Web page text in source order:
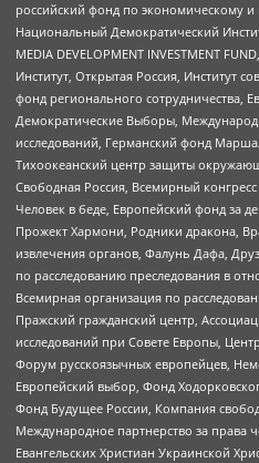
российский фонд по экономическому
Национальный Демократический
MEDIA DEVELOPMENT INVESTMENT
Институт, Открытая Россия, Институт
фонд регионального сотрудничества,
Демократические Выборы,
исследований, Германский фонд
Тихоокеанский центр защиты
Свободная Россия, Всемирный
Человек в беде, Европейский фонд за
Прожект Хармони, Родники дракона,
извлечения органов, Фалунь Дафа,
по расследованию преследования в
Всемирная организация по
Пражский гражданский центр,
исследований при Совете Европы,
Форум русскоязычных европейцев,
Европейский выбор, Фонд
Фонд Будущее России, Компания
Международное партнерство за права
Евангельских Христиан Украинской